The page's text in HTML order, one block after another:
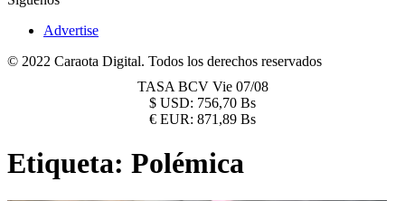
Advertise
© 2022 Caraota Digital. Todos los derechos reservados
TASA BCV Vie 07/08
$ USD: 756,70 Bs
€ EUR: 871,89 Bs
Etiqueta: Polémica